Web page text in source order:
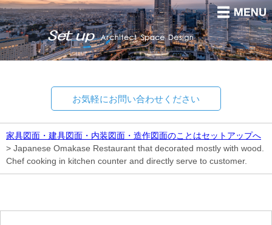
お気軽にお問い合わせください
家具図面・建具図面・内装図面・造作図面のことはセットアップへ
> Japanese Omakase Restaurant that decorated mostly with wood.
Chef cooking in kitchen counter and directly serve to customer.